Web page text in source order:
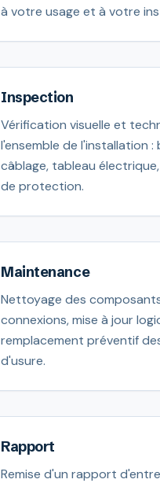
à votre usage et à votre
Inspection
Vérification visuelle et
l'ensemble de l'installation :
câblage, tableau
de protection.
Maintenance
Nettoyage des
connexions, mise à jour
remplacement préventif
d'usure.
Rapport
Remise d'un rapport